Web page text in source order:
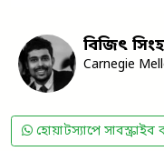
বিজিৎ সিংহ
Carnegie
হোয়াটস্যাপে